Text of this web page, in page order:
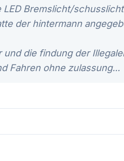
LED Bremslicht/
der hintermann
die findung der
Fahren ohne zulassung...